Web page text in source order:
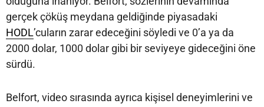
gerçek çöküş meydana geldiğinde piyasadaki
HODL’cuların zarar edeceğini söyledi ve 0’a ya da
2000 dolar, 1000 dolar gibi bir seviyeye gideceğini öne
sürdü.
Belfort, video sırasında ayrıca kişisel deneyimlerini ve